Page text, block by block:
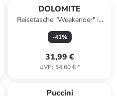
DOLOMITE
Reisetasche "Weekender" in
Dunkelblau
-41%
31,99 €
UVP: 54,60 €*
Puccini